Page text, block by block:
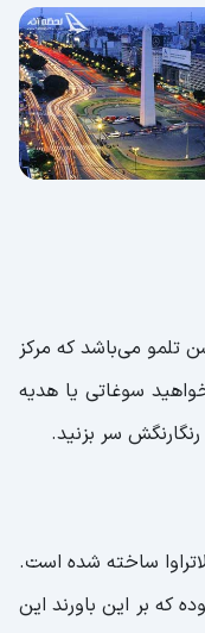
تلمو می‌باشد که مرکز
سوغاتی یا هدیه
سر بزنید.
ساخته شده است.
که بر این باورند این